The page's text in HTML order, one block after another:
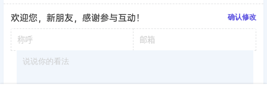
欢迎您，新朋友，感谢参与互动！ 确认修改